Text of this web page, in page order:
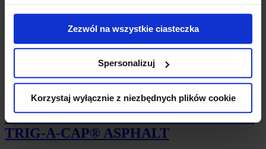
Zezwól na wszystkie ciasteczka
Spersonalizuj
Korzystaj wyłącznie z niezbędnych plików cookie
MASA BITUMICZNA W AEROZOLU –
TRIG-A-CAP® ASPHALT